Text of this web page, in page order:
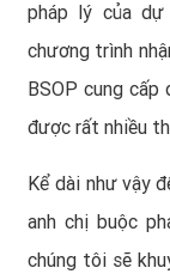
pháp lý của
chương trình
BSOP cung
được rất nhiều
Kể dài như vậy
anh chị buộc
chúng tôi sẽ